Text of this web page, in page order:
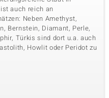
auch reich an
Neben Amethyst,
Bernstein, Diamant, Perle,
Türkis sind dort u.a. auch
Howlit oder Peridot zu